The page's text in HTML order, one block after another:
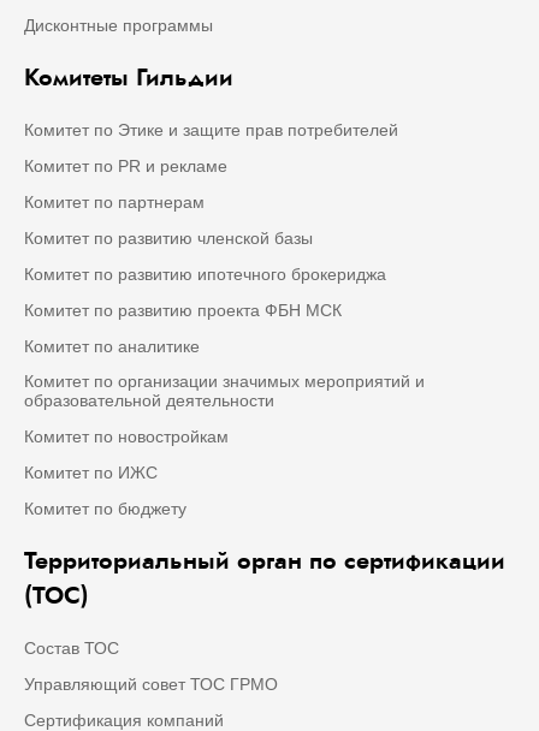
Дисконтные программы
Комитеты Гильдии
Комитет по Этике и защите прав потребителей
Комитет по PR и рекламе
Комитет по партнерам
Комитет по развитию членской базы
Комитет по развитию ипотечного брокериджа
Комитет по развитию проекта ФБН МСК
Комитет по аналитике
Комитет по организации значимых мероприятий и
образовательной деятельности
Комитет по новостройкам
Комитет по ИЖС
Комитет по бюджету
Территориальный орган по сертификации
(ТОС)
Состав ТОС
Управляющий совет ТОС ГРМО
Сертификация компаний